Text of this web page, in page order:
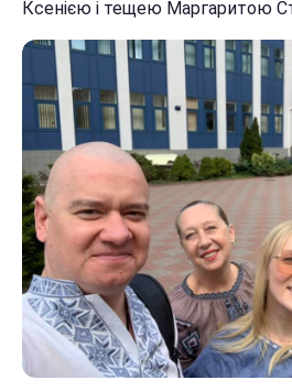
Ксенією і тещею Маргаритою